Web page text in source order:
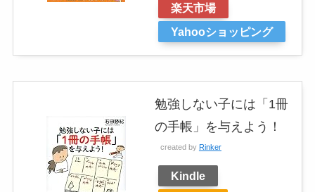
楽天市場
Yahooショッピング
勉強しない子には「1冊
の手帳」を与えよう！
created by Rinker
Kindle